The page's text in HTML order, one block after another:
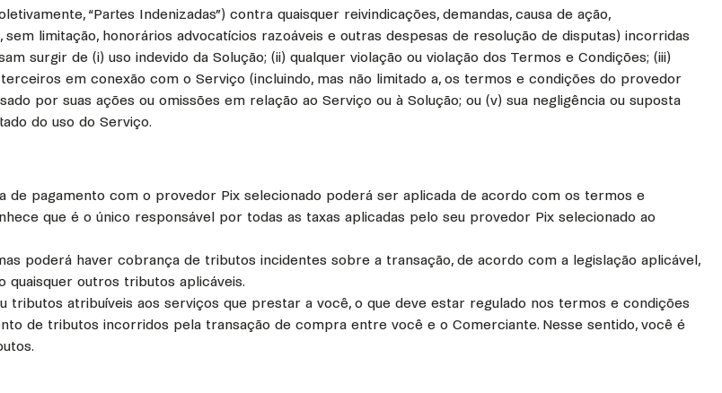
“Partes Indenizadas”) contra quaisquer reivindicações, demandas, causa de ação,
sem limitação, honorários advocatícios razoáveis e outras despesas de resolução de disputas) incorridas
surgir de (i) uso indevido da Solução; (ii) qualquer violação ou violação dos Termos e Condições; (iii)
em conexão com o Serviço (incluindo, mas não limitado a, os termos e condições do provedor
por suas ações ou omissões em relação ao Serviço ou à Solução; ou (v) sua negligência ou suposta
do uso do Serviço.
de pagamento com o provedor Pix selecionado poderá ser aplicada de acordo com os termos e
que é o único responsável por todas as taxas aplicadas pelo seu provedor Pix selecionado ao
poderá haver cobrança de tributos incidentes sobre a transação, de acordo com a legislação aplicável,
quaisquer outros tributos aplicáveis.
tributos atribuíveis aos serviços que prestar a você, o que deve estar regulado nos termos e condições
de tributos incorridos pela transação de compra entre você e o Comerciante. Nesse sentido, você é